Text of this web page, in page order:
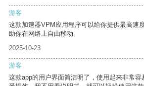
游客
这款加速器VPM应用程序可以给你提供最高速
助你在网络上自由移动。
2025-10-23
游客
这款app的用户界面简洁明了，使用起来非常